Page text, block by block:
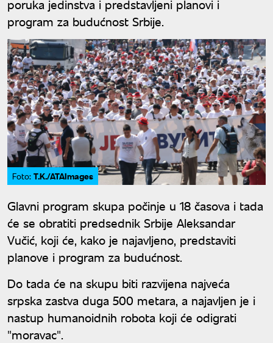
poruka jedinstva i predstavljeni planovi i
program za budućnost Srbije.
Foto: T.K./ATAImages
Glavni program skupa počinje u 18 časova i tada
će se obratiti predsednik Srbije Aleksandar
Vučić, koji će, kako je najavljeno, predstaviti
planove i program za budućnost.
Do tada će na skupu biti razvijena najveća
srpska zastva duga 500 metara, a najavljen je i
nastup humanoidnih robota koji će odigrati
"moravac".